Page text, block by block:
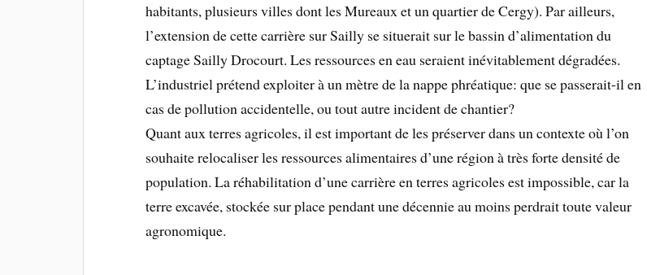
habitants, plusieurs villes dont les Mureaux et un quartier de Cergy). Par ailleurs,
l’extension de cette carrière sur Sailly se situerait sur le bassin d’alimentation du
captage Sailly Drocourt. Les ressources en eau seraient inévitablement dégradées.
L’industriel prétend exploiter à un mètre de la nappe phréatique: que se passerait-il en
cas de pollution accidentelle, ou tout autre incident de chantier?
Quant aux terres agricoles, il est important de les préserver dans un contexte où l’on
souhaite relocaliser les ressources alimentaires d’une région à très forte densité de
population. La réhabilitation d’une carrière en terres agricoles est impossible, car la
terre excavée, stockée sur place pendant une décennie au moins perdrait toute valeur
agronomique.